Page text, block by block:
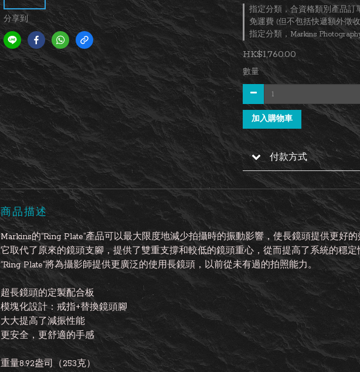
分享到
指定分類，合資格類別產品訂
免運費 (但不包括快遞額外徵
指定分類，Markins
HK$1,760.00
數量
加入購物車
付款方式
商品描述
Markins的“Ring Plate”產品可以最大限度地減少拍攝時的振動影響，使長鏡頭提供更好
它取代了原來的鏡頭支腳，提供了雙重支撐和較低的鏡頭重心，從而提高了系統的穩定
“Ring Plate”將為攝影師提供更廣泛的使用長鏡頭，以前從未有過的拍照能力。
超長鏡頭的定製配合板
模塊化設計：戒指+替換鏡頭腳
大大提高了減振性能
更安全，更舒適的手感
重量8.92盎司（253克）